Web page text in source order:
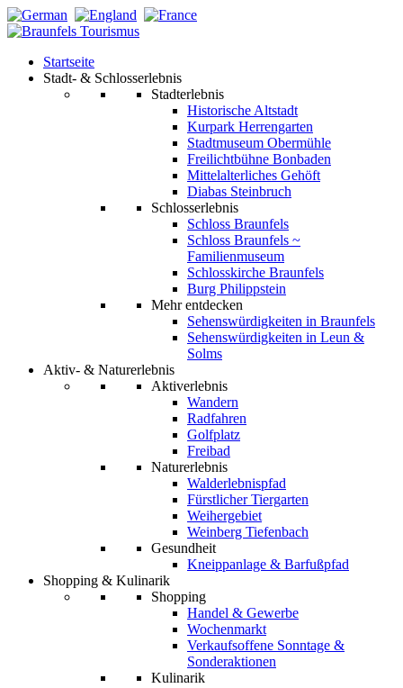
Startseite
Stadt- & Schlosserlebnis
Stadterlebnis
Historische Altstadt
Kurpark Herrengarten
Stadtmuseum Obermühle
Freilichtbühne Bonbaden
Mittelalterliches Gehöft
Diabas Steinbruch
Schlosserlebnis
Schloss Braunfels
Schloss Braunfels ~
Familienmuseum
Schlosskirche Braunfels
Burg Philippstein
Mehr entdecken
Sehenswürdigkeiten in Braunfels
Sehenswürdigkeiten in Leun &
Solms
Aktiv- & Naturerlebnis
Aktiverlebnis
Wandern
Radfahren
Golfplatz
Freibad
Naturerlebnis
Walderlebnispfad
Fürstlicher Tiergarten
Weihergebiet
Weinberg Tiefenbach
Gesundheit
Kneippanlage & Barfußpfad
Shopping & Kulinarik
Shopping
Handel & Gewerbe
Wochenmarkt
Verkaufsoffene Sonntage &
Sonderaktionen
Kulinarik